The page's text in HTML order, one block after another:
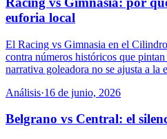
euforia local
El Racing vs Gimnasia en el
contra números históricos que
narrativa goleadora no se ajusta a la
Análisis·16 de junio, 2026
Belgrano vs Central: el